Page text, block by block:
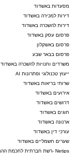
מסעדות באשדוד
דירות למכירה באשדוד
דירות להשכרה באשדוד
פרסום עסק באשדוד
פרסום באשקלון
פרסום בבאר שבע
משרדים וחנויות להשכרה באשדוד
ייעוץ טכנולוגי ופתרונות AI
שרותי בריאות באשדוד
אירועים באשדוד
דרושים באשדוד
חוגים באשדוד
ארנונה באשדוד
עורכי דין באשדוד
שערים חשמליים באשדוד
Netips -רשת חברתית לחכמת ההמונים